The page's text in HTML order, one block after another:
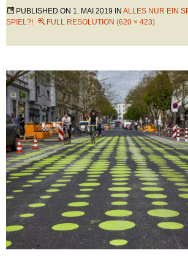
PUBLISHED ON 1. MAI 2019 IN ALLES NUR EIN
SPIEL?!
FULL RESOLUTION (620 × 423)